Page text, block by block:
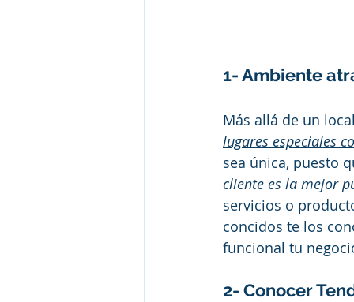
1- Ambiente
Más allá de un
lugares especiales
sea única, puesto
cliente es la mejor
servicios o
concidos te los
funcional tu
2- Conocer